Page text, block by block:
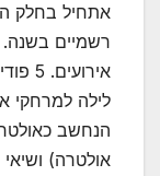
אולטרה)